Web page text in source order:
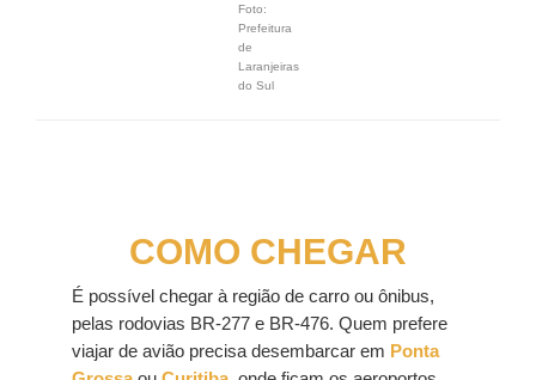
Foto:
Prefeitura
de
Laranjeiras
do Sul
COMO CHEGAR
É possível chegar à região de carro ou ônibus,
pelas rodovias BR-277 e BR-476. Quem prefere
viajar de avião precisa desembarcar em Ponta